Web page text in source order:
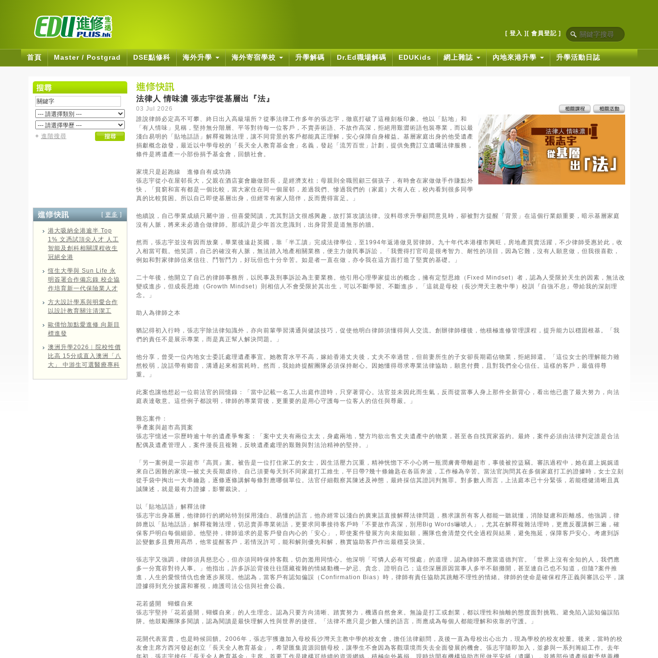
[ 登入 ] [ 會員登記 ]
首頁 Master / Postgrad DSE點修科 海外升學 海外寄宿學校 升學解碼 Dr.Ed職場解碼 EDUKids 網上雜誌 內地來港升學 升學活動日誌
+ 進階搜尋
[ 更多 ]
港大吸納全港逾半 Top
1% 文憑試頂尖人才 人工
智能及創科相關課程收生
冠絕全港
恆生大學與 Sun Life 永
明簽署合作備忘錄 校企協
作培育新一代保險業人才
方大設計學系與明愛合作
以設計教育關注清潔工
歐倩怡加點愛進修 向新目
標進發
澳洲升學2026︱院校性價
比高 15分或直入澳洲「八
大」 中游生可選醫療專科
法律人 情味濃 張志宇從基層出『法』
03 Jul 2026
誰說律師必定高不可攀、終日出入高級場所？從事法律工作多年的張志宇，徹底打破了這種刻板印象。他以「貼地」和
「有人情味」見稱，堅持無分階層、平等對待每一位客戶，不賣弄術語、不故作高深，拒絕用艱澀術語包裝專業，而以最
淺白易明的「貼地話語」解釋複雜法理，讓不同背景的客戶都能真正理解，安心保障自身權益。基層家庭出身的他受遺產
捐獻概念啟發，最近以中學母校的「長天全人教育基金會」名義，發起「流芳百世」計劃，提供免費訂立遺囑法律服務，
條件是將遺產一小部份捐予基金會，回饋社會。
家境只是起跑線 進修自有成功路
張志宇從小在屋邨長大，父親在酒店宴會廳做部長，是經濟支柱；母親則全職照顧三個孩子，有時會在家做做手作賺點外
快，「貧窮和富有都是一個比較，當大家住在同一個屋邨，差過我們、慘過我們的（家庭）大有人在，校內看到很多同學
真的比較貧困。所以自己即使基層出身，但經常有家人陪伴，反而覺得富足。」
他續說，自己學業成績只屬中游，但喜愛閱讀，尤其對語文很感興趣，故打算攻讀法律。沒料尋求升學顧問意見時，卻被對方提醒「背景」在這個行業頗重要，暗示基層家庭
沒有人脈，將來未必適合做律師。那或許是少年首次意識到，出身背景是道無形的牆。
然而，張志宇並沒有因而放棄，畢業後遠赴英國，靠「半工讀」完成法律學位，至1994年返港做見習律師。九十年代本港樓市興旺，房地產買賣活躍，不少律師受惠於此，收
入相當可觀。他笑謂，自己的確沒有人脈，無法踏入地產相關業務，便主力做民事訴訟，「我覺得打官司是很考智力、耐性的項目，因為它難，沒有人願意做，但我很喜歡，
例如和對家律師信來信往、鬥智鬥力，好玩但也十分辛苦。如是者一直在做，亦令我在這方面打造了堅實的基礎。」
二十年後，他開立了自己的律師事務所，以民事及刑事訴訟為主要業務。他引用心理學家提出的概念，擁有定型思維（Fixed Mindset）者，認為人受限於天生的因素，無法改
變或進步，但成長思維（Growth Mindset）則相信人不會受限於其出生，可以不斷學習、不斷進步，「這就是母校（長沙灣天主教中學）校訓『自強不息』帶給我的深刻理
念。」
助人為律師之本
猶記得初入行時，張志宇除法律知識外，亦向前輩學習溝通與健談技巧，促使他明白律師須懂得與人交流。創辦律師樓後，他積極進修管理課程，提升能力以穩固根基。「我
們的責任不是展示專業，而是真正幫人解決問題。」
他分享，曾受一位內地女士委託處理遺產事宜。她教育水平不高，嫁給香港丈夫後，丈夫不幸過世，但前妻所生的子女卻長期霸佔物業，拒絕歸還。「這位女士的理解能力雖
然較弱，說話帶有鄉音，溝通起來相當耗時。然而，我始終提醒團隊必須保持耐心。因她懂得尋求專業法律協助，願意付費，且對我們全心信任。這樣的客戶，最值得尊
重。」
此案也讓他想起一位前法官的回憶錄：「當中記載一名工人出庭作證時，只穿著背心。法官並未因此而生氣，反而從當事人身上那件全新背心，看出他已盡了最大努力，向法
庭表達敬意。這些例子都說明，律師的專業背後，更重要的是用心守護每一位客人的信任與尊嚴。」
難忘案件：
爭產案與超市高買案
張志宇憶述一宗歷時逾十年的遺產爭奪案：「案中丈夫有兩位太太，身處兩地，雙方均欲出售丈夫遺產中的物業，甚至各自找買家簽約。最終，案件必須由法律判定誰是合法
配偶及遺產管理人，案件漫長且複雜，反映遺產處理的艱難與對法治精神的堅持。」
「另一案例是一宗超市『高買』案。被告是一位打住家工的女士，因生活壓力沉重，精神恍惚下不小心將一瓶潤膚膏帶離超市，事後被控盜竊。審訊過程中，她在庭上娓娓道
來自己困難的家境—被丈夫長期虐待、自己須要每天到不同家庭打工維生，平日帶?幾十條鑰匙在各區奔波，工作極為辛苦。當法官詢問其在多個家庭打工的證據時，女士立刻
從手袋中掏出一大串鑰匙，逐條逐條講解每條對應哪個單位。法官仔細觀察其陳述及神態，最終採信其證詞判無罪。對多數人而言，上法庭本已十分緊張，若能穩健清晰且真
誠陳述，就是最有力證據，影響裁決。」
以「貼地話語」解釋法律
張志宇出身基層，他律師行的網站特別採用淺白、易懂的語言，他亦經常以淺白的廣東話直接解釋法律問題，務求讓所有客人都能一聽就懂，消除疑慮和距離感。他強調，律
師應以「貼地話語」解釋複雜法理，切忌賣弄專業術語，更要求同事接待客戶時「不要故作高深，別用Big Words嚇唬人」，尤其在解釋複雜法理時，更應反覆講解三遍，確
保客戶明白每個細節。他堅持，律師追求的是客戶發自內心的「安心」，即使案件發展方向未能如願，團隊也會清楚交代全過程與結果，避免拖延，保障客戶安心。考慮到訴
訟變數多且費用高昂，他常提醒客戶，若情況許可，能和解則優先和解，務實協助客戶作出最穩妥決策。
張志宇又強調，律師須具慈悲心，但亦須同時保持客觀，切勿濫用同情心。他深明「可憐人必有可恨處」的道理，認為律師不應當道德判官。「世界上沒有全知的人，我們應
多一分寬容對待人事。」他指出，許多訴訟背後往往隱藏複雜的情緒動機—妒忌、貪念、證明自己；這些深層原因當事人多半不願攤開，甚至連自己也不知道，但隨?案件推
進，人生的愛恨情仇也會逐步展現。他認為，當客戶有認知偏誤（Confirmation Bias）時，律師有責任協助其跳離不理性的情緒。律師的使命是確保程序正義與審訊公平，讓
證據得到充分披露和審視，維護司法公信與社會公義。
花若盛開 蝴蝶自來
張志宇堅持「花若盛開，蝴蝶自來」的人生理念。認為只要方向清晰、踏實努力，機遇自然會來。無論是打工或創業，都以理性和抽離的態度面對挑戰。避免陷入認知偏誤陷
阱。他鼓勵團隊多閱讀，認為閱讀是最快理解人性與世界的捷徑。「法律不應只是少數人懂的語言，而應成為每個人都能理解和依靠的守護。」
花開代表富貴，也是時候回饋。2006年，張志宇獲邀加入母校長沙灣天主教中學的校友會，擔任法律顧問，及後一直為母校出心出力，現為學校的校友校董。後來，當時的校
友會主席方西河發起創立「長天全人教育基金」，希望匯集資源回饋母校，讓學生不會因為客觀環境而失去全面發展的機會。張志宇隨即加入，並參與一系列籌組工作。去年
年初，張志宇接任「長天全人教育基金」主席，首要工作是建構可持續的資源網絡，積極向外募捐。現時坊間有機構協助市民做平安紙（遺囑），並將部份遺產捐獻予慈善機